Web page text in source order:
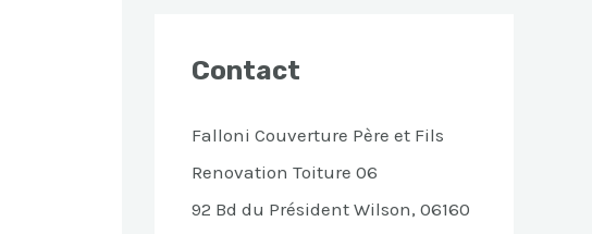
Contact
Falloni Couverture Père et Fils
Renovation Toiture 06
92 Bd du Président Wilson, 06160